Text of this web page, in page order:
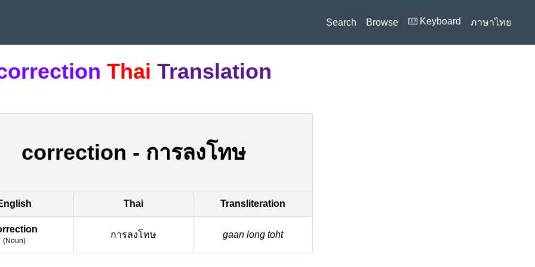
Search Browse ⌨️ Keyboard ภาษาไทย
Thai Translation
correction - การลงโทษ
Thai Transliteration
(Noun)
การลงโทษ gaan long toht